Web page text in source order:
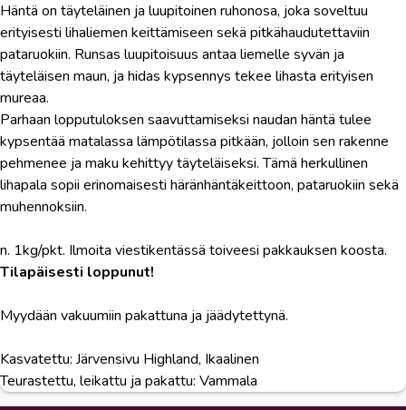
Häntä on täyteläinen ja luupitoinen ruhonosa, joka soveltuu
erityisesti lihaliemen keittämiseen sekä pitkähaudutettaviin
pataruokiin. Runsas luupitoisuus antaa liemelle syvän ja
täyteläisen maun, ja hidas kypsennys tekee lihasta erityisen
mureaa.
Parhaan lopputuloksen saavuttamiseksi naudan häntä tulee
kypsentää matalassa lämpötilassa pitkään, jolloin sen rakenne
pehmenee ja maku kehittyy täyteläiseksi. Tämä herkullinen
lihapala sopii erinomaisesti häränhäntäkeittoon, pataruokiin sekä
muhennoksiin.
n. 1kg/pkt. Ilmoita viestikentässä toiveesi pakkauksen koosta.
Tilapäisesti loppunut!
Myydään vakuumiin pakattuna ja jäädytettynä.
Kasvatettu: Järvensivu Highland, Ikaalinen
Teurastettu, leikattu ja pakattu: Vammala